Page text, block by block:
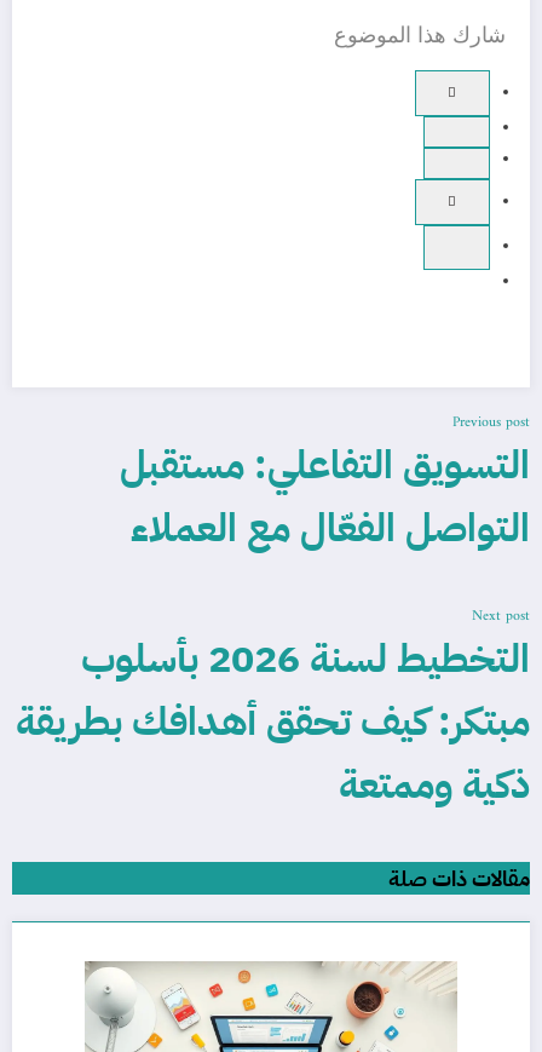
شارك هذا الموضوع
Previous post
التسويق التفاعلي: مستقبل
التواصل الفعّال مع العملاء
Next post
التخطيط لسنة 2026 بأسلوب
مبتكر: كيف تحقق أهدافك بطريقة
ذكية وممتعة
مقالات ذات صلة